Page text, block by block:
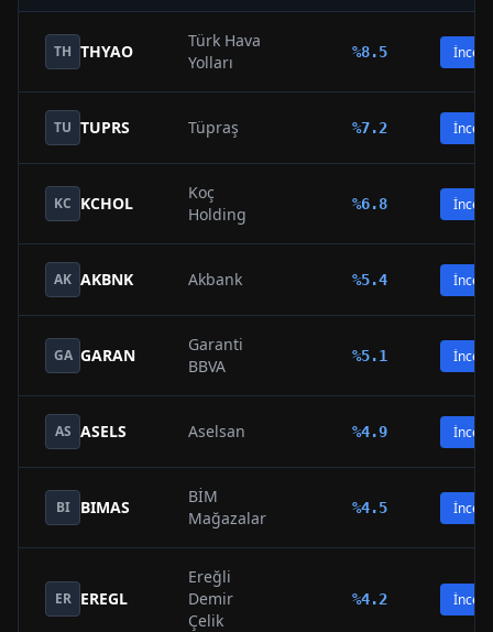
TH THYAO
Türk Hava
Yolları
%8.5 İncele
TU TUPRS Tüpraş %7.2 İncele
KC KCHOL
Koç
Holding
%6.8 İncele
AK AKBNK Akbank %5.4 İncele
GA GARAN
Garanti
BBVA
%5.1 İncele
AS ASELS Aselsan %4.9 İncele
BI BIMAS
BİM
Mağazalar
%4.5 İncele
ER EREGL
Ereğli
Demir
Çelik
%4.2 İncele